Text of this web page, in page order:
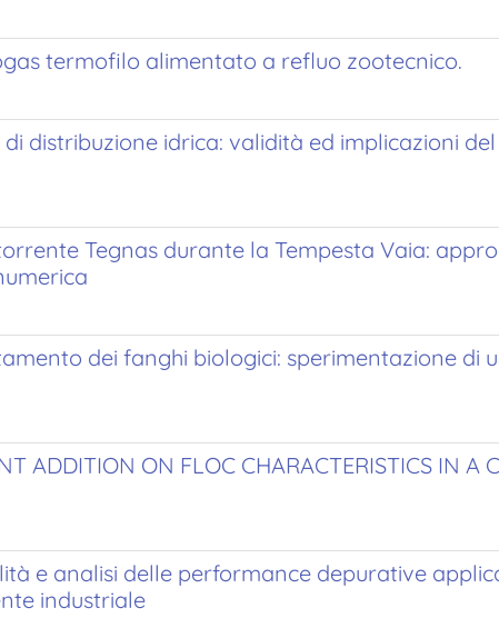
termofilo alimentato a refluo zootecnico.
distribuzione idrica: validità ed implicazioni
Tegnas durante la Tempesta Vaia:
dei fanghi biologici: sperimentazione di
ADDITION ON FLOC CHARACTERISTICS IN A
e analisi delle performance depurative
industriale